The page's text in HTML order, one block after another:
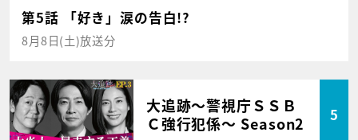
第5話 「好き」涙の告白!?
8月8日(土)放送分
大追跡～警視庁ＳＳＢ
Ｃ強行犯係～ Season2
5